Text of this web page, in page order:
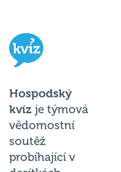
Hospodský
kvíz je týmová
vědomostní
soutěž
probíhající v